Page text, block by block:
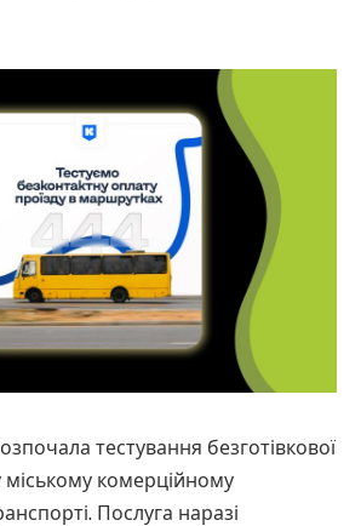
тестування безготівкової
міському комерційному
Послуга наразі